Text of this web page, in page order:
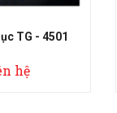
tắm sục TG - 4102
Liên hệ